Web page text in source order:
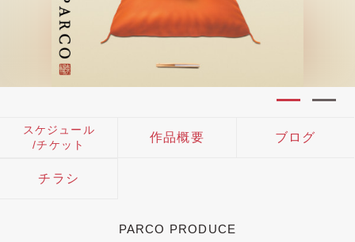
スケジュール
/チケット
作品概要 ブログ
チラシ
PARCO PRODUCE